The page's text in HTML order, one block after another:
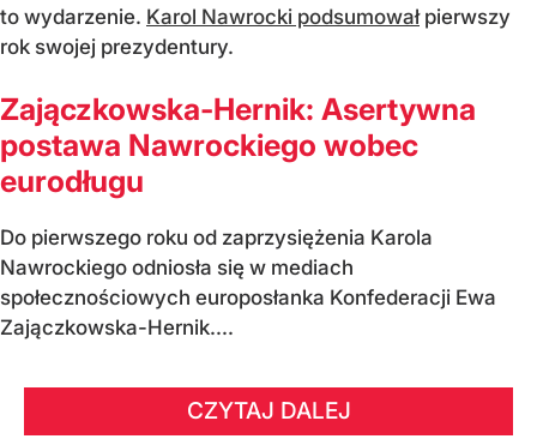
to wydarzenie. Karol Nawrocki podsumowałpierwszy
rok swojej prezydentury.
Zajączkowska-Hernik: Asertywna
postawa Nawrockiego wobec
eurodługu
Do pierwszego roku od zaprzysiężenia Karola
Nawrockiego odniosła się w mediach
społecznościowych europosłanka Konfederacji Ewa
Zajączkowska-Hernik....
CZYTAJ DALEJ